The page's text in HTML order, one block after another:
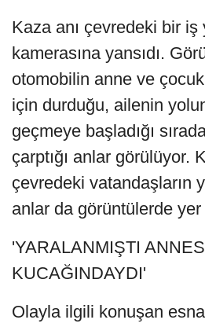
Kaza anı çevredeki bir
kamerasına yansıdı.
otomobilin anne ve
için durduğu, ailenin
geçmeye başladığı
çarptığı anlar görülüyor.
çevredeki vatandaşların
anlar da görüntülerde yer
'YARALANMIŞTI
KUCAĞINDAYDI'
Olayla ilgili konuşan